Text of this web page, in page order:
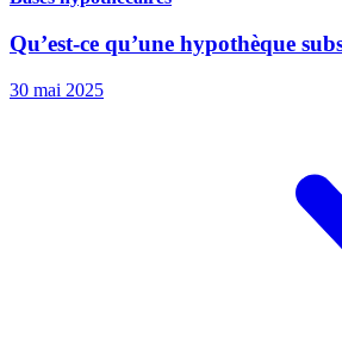
Qu’est-ce qu’une hypothèque
30 mai 2025